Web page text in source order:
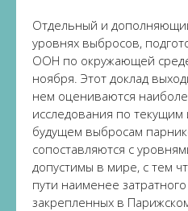
Отдельный и
уровнях выбросов,
ООН по окружающей
ноября. Этот доклад
нем оцениваются
исследования по
будущем выбросам
сопоставляются с
допустимы в мире, с тем
пути наименее
закрепленных в